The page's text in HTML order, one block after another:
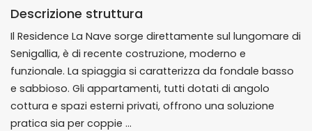
Descrizione struttura
Il Residence La Nave sorge direttamente sul lungomare di
Senigallia, è di recente costruzione, moderno e
funzionale. La spiaggia si caratterizza da fondale basso
e sabbioso. Gli appartamenti, tutti dotati di angolo
cottura e spazi esterni privati, offrono una soluzione
pratica sia per coppie ...